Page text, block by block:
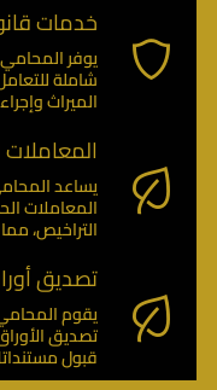
خدمات
يوفر
شاملة
الميراث
يساعد
المعاملات
التراخيص،
تصديق
يقوم
تصديق
قبول